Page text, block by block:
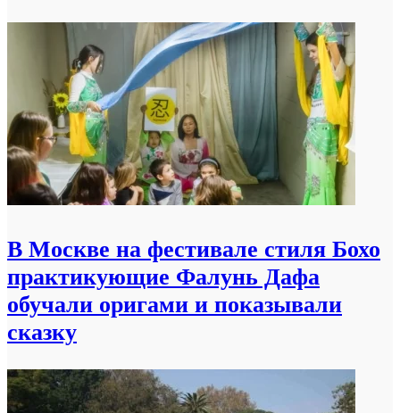
В Москве на фестивале стиля Бохо
практикующие Фалунь Дафа
обучали оригами и показывали
сказку